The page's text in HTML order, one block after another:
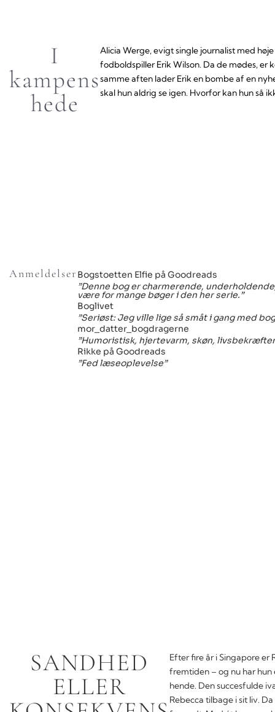
I
kampens
hede
Alicia Werge, evigt single journalist med
fodboldspiller Erik Wilson. Da de mødes,
samme aften lader Erik en bombe af en
skal hun aldrig se igen. Hvorfor kan hun så
Anmeldelser Bogstoetten Elfie på Goodreads
”Denne bog er charmerende,
være for mange bøger i den her serie.”
Boglivet
”Seriøst: Jeg ville lige så småt i gang med
mor_datter_bogdragerne
”Humoristisk, hjertevarm, skøn,
Rikke på Goodreads
”Fed læseoplevelse”
SANDHED
ELLER
Efter fire år i Singapore
fremtiden – og nu har hun
hende. Den succesfulde
Rebecca tilbage i sit liv.